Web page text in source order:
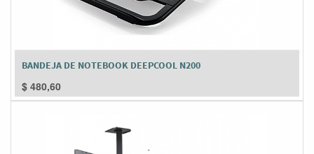
BANDEJA DE NOTEBOOK DEEPCOOL N200
$ 480,60